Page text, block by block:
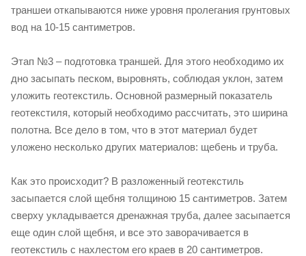
траншеи откапываются ниже уровня пролегания грунтовых
вод на 10-15 сантиметров.
Этап №3 – подготовка траншей. Для этого необходимо их
дно засыпать песком, выровнять, соблюдая уклон, затем
уложить геотекстиль. Основной размерный показатель
геотекстиля, который необходимо рассчитать, это ширина
полотна. Все дело в том, что в этот материал будет
уложено несколько других материалов: щебень и труба.
Как это происходит? В разложенный геотекстиль
засыпается слой щебня толщиною 15 сантиметров. Затем
сверху укладывается дренажная труба, далее засыпается
еще один слой щебня, и все это заворачивается в
геотекстиль с нахлестом его краев в 20 сантиметров.